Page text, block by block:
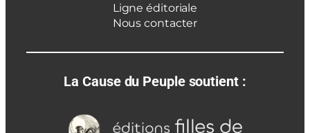
Ligne éditoriale
Nous contacter
La Cause du Peuple soutient :